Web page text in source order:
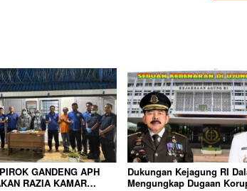
GANDENG APH
RAZIA KAMAR
Dukungan Kejagung RI
Mengungkap Dugaan